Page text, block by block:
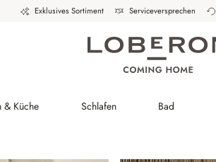
Exklusives Sortiment Serviceversprechen
& Küche Schlafen Bad